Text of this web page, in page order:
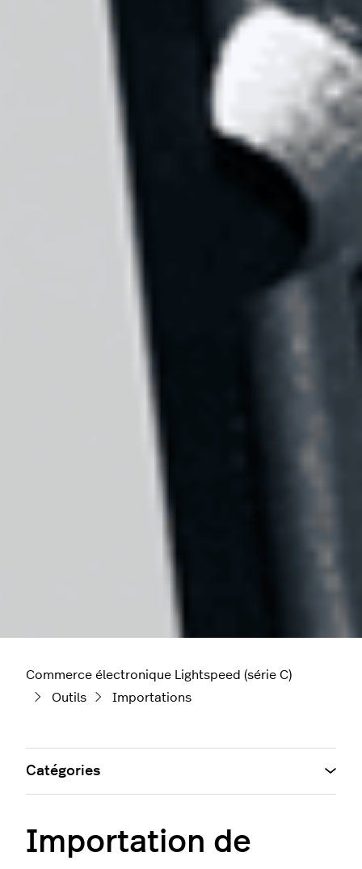
Commerce électronique Lightspeed (série C)
Outils
Importations
Importation de
Catégories